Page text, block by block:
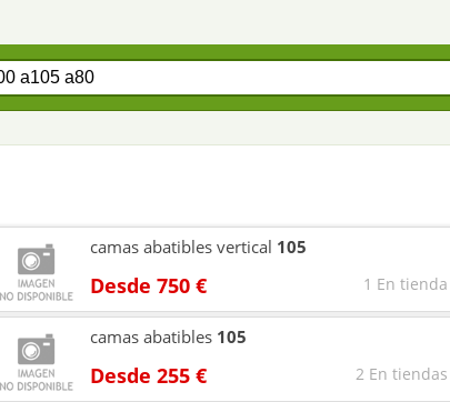
Desde 750 € 1 En tienda
camas abatibles vertical 105
Desde 255 € 2 En tiendas
camas abatibles 105